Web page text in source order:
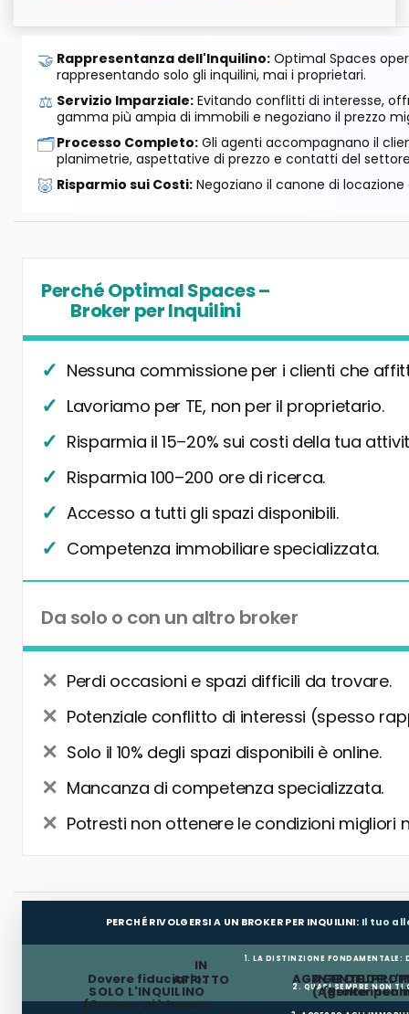
🤝 Rappresentanza dell'Inquilino: Optimal Spaces
rappresentando solo gli inquilini, mai i proprietari.
⚖️ Servizio Imparziale: Evitando conflitti di interesse,
gamma più ampia di immobili e negoziano il prezzo
🗂️Processo Completo: Gli agenti accompagnano il
planimetrie, aspettative di prezzo e contatti del
🐷 Risparmio sui Costi: Negoziano il canone di
Perché Optimal Spaces –
Broker per Inquilini
Nessuna commissione per i clienti che
Lavoriamo per TE, non per il proprietario.
Risparmia il 15–20% sui costi della tua
Risparmia 100–200 ore di ricerca.
Accesso a tutti gli spazi disponibili.
Competenza immobiliare specializzata.
Da solo o con un altro broker
Perdi occasioni e spazi difficili da trovare.
Potenziale conflitto di interessi (spesso
Solo il 10% degli spazi disponibili è online.
Mancanza di competenza specializzata.
Potresti non ottenere le condizioni migliori
PERCHÉ RIVOLGERSI A UN BROKER PER INQUILINI: Il tuo
1. LA DISTINZIONE FONDAMENTALE:
AGENTE DEL
(Agente
IN
AFFITTO
AGENTE
(Broker per
Dovere fiduciario:
SOLO L'INQUILINO
(Canone più basso,
2. QUASI SEMPRE NON TI